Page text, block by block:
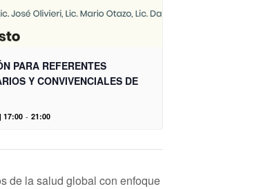
PARA REFERENTES
Y CONVIVENCIALES DE
17:00 - 21:00
de la salud global con enfoque